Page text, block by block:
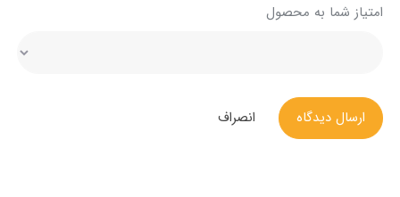
امتیاز شما به محصول
ارسال دیدگاه انصراف